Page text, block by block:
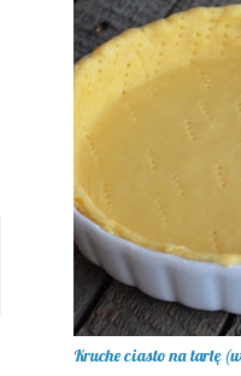
Kruche ciasto na tartę